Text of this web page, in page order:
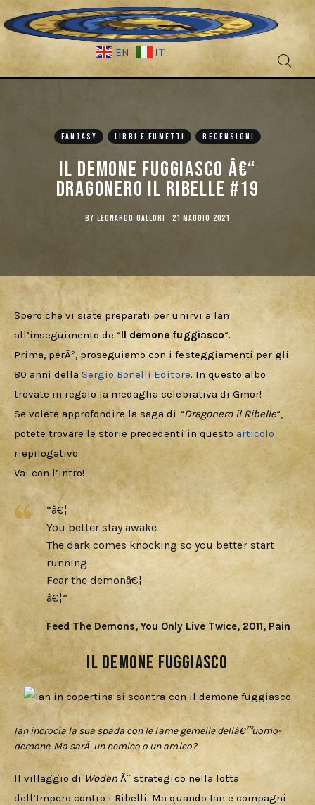
EN IT
Libri e fumetti
Cercatori
Download
FANTASY LIBRI E FUMETTI RECENSIONI
Il demone fuggiasco â€“
Dragonero il Ribelle #19
BY LEONARDO GALLORI 21 MAGGIO 2021
Spero che vi siate preparati per unirvi a Ian
all’inseguimento de “Il demone fuggiasco“.
Prima, perÃ², proseguiamo con i festeggiamenti per gli
80 anni della Sergio Bonelli Editore. In questo albo
trovate in regalo la medaglia celebrativa di Gmor!
Se volete approfondire la saga di “Dragonero il Ribelle“,
potete trovare le storie precedenti in questo articolo
riepilogativo.
Vai con l’intro!
“â€¦
You better stay awake
The dark comes knocking so you better start
running
Fear the demonâ€¦
â€¦”
Feed The Demons, You Only Live Twice, 2011, Pain
Il demone fuggiasco
Ian incrocia la sua spada con le lame gemelle dellâ€™uomo-
demone. Ma sarÃ un nemico o un amico?
Il villaggio di Woden Ã¨ strategico nella lotta
dell’Impero contro i Ribelli. Ma quando Ian e compagni